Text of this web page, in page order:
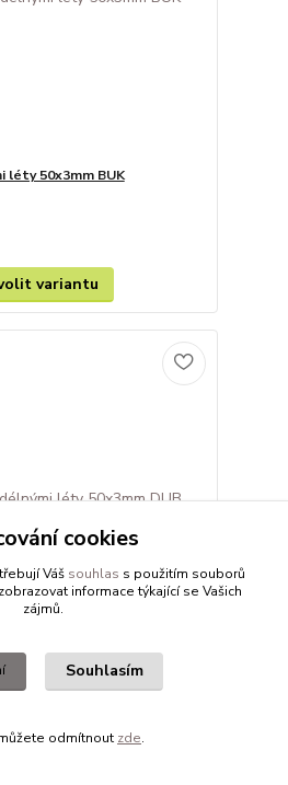
léty 50x3mm BUK
variantu
léty 50x3mm DUB
cookies
Váš souhlas s použitím souborů
informace týkající se Vašich
zájmů.
Souhlasím
odmítnout zde.